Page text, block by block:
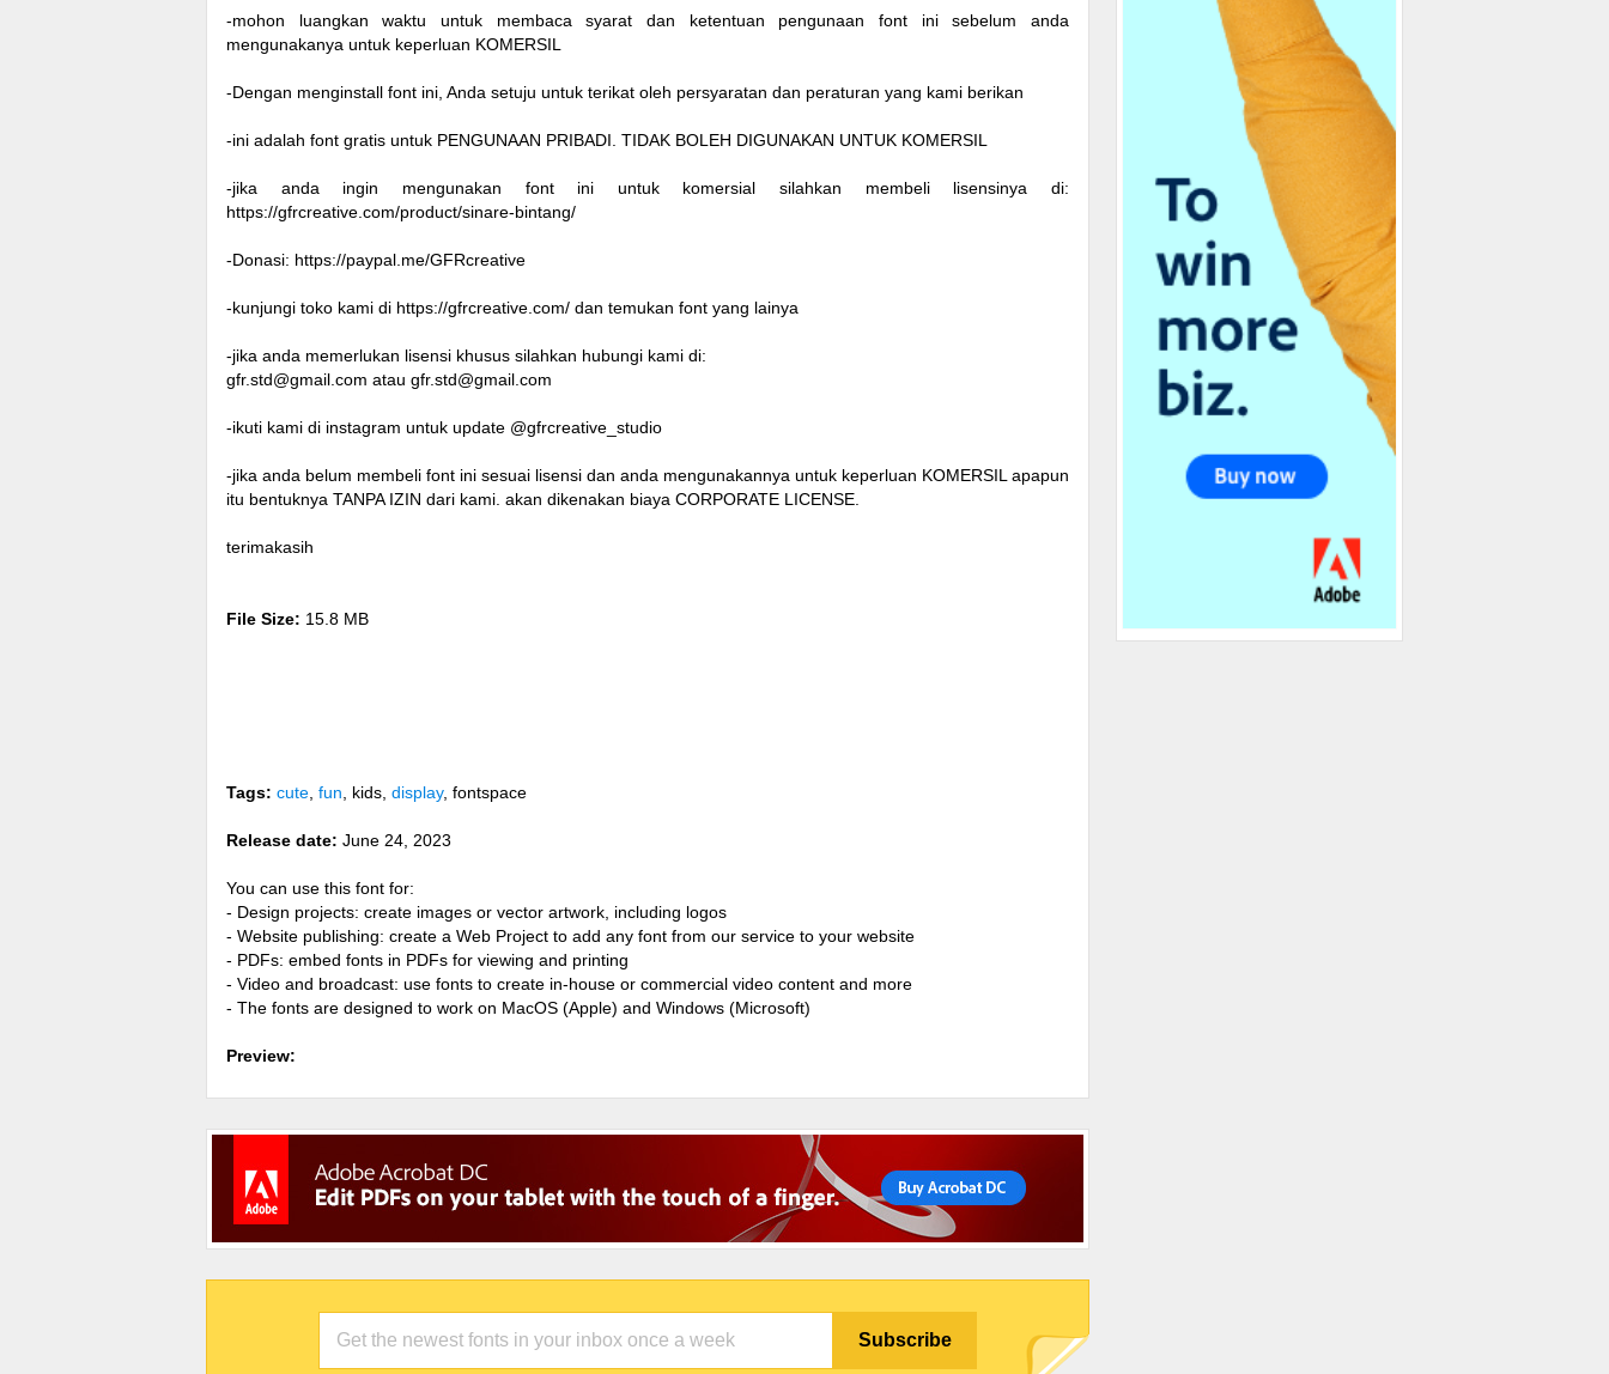
-mohon luangkan waktu untuk membaca syarat dan ketentuan pengunaan font ini sebelum anda
mengunakanya untuk keperluan KOMERSIL
-Dengan menginstall font ini, Anda setuju untuk terikat oleh persyaratan dan peraturan yang kami berikan
-ini adalah font gratis untuk PENGUNAAN PRIBADI. TIDAK BOLEH DIGUNAKAN UNTUK KOMERSIL
-jika anda ingin mengunakan font ini untuk komersial silahkan membeli lisensinya di:
https://gfrcreative.com/product/sinare-bintang/
-Donasi: https://paypal.me/GFRcreative
-kunjungi toko kami di https://gfrcreative.com/ dan temukan font yang lainya
-jika anda memerlukan lisensi khusus silahkan hubungi kami di:
gfr.std@gmail.com atau gfr.std@gmail.com
-ikuti kami di instagram untuk update @gfrcreative_studio
-jika anda belum membeli font ini sesuai lisensi dan anda mengunakannya untuk keperluan KOMERSIL apapun
itu bentuknya TANPA IZIN dari kami. akan dikenakan biaya CORPORATE LICENSE.
terimakasih
File Size: 15.8 MB
Tags: cute fun , kids, display, fontspace
Release date: June 24, 2023
You can use this font for:
- Design projects: create images or vector artwork, including logos
- Website publishing: create a Web Project to add any font from our service to your website
- PDFs: embed fonts in PDFs for viewing and printing
- Video and broadcast: use fonts to create in-house or commercial video content and more
- The fonts are designed to work on MacOS (Apple) and Windows (Microsoft)
Preview: